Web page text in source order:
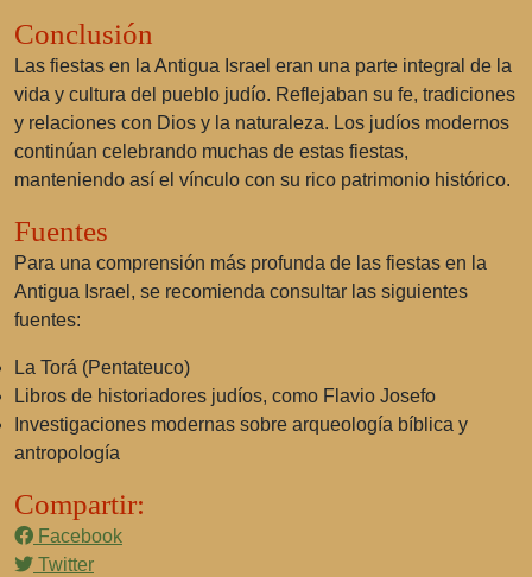
Conclusión
Las fiestas en la Antigua Israel eran una parte integral de la
vida y cultura del pueblo judío. Reflejaban su fe, tradiciones
y relaciones con Dios y la naturaleza. Los judíos modernos
continúan celebrando muchas de estas fiestas,
manteniendo así el vínculo con su rico patrimonio histórico.
Fuentes
Para una comprensión más profunda de las fiestas en la
Antigua Israel, se recomienda consultar las siguientes
fuentes:
La Torá (Pentateuco)
Libros de historiadores judíos, como Flavio Josefo
Investigaciones modernas sobre arqueología bíblica y
antropología
Compartir:
Facebook
Twitter